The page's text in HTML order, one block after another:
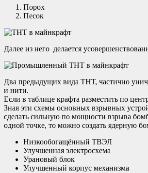
Порох
Песок
Далее из него делается
Два предыдущих вида ТНТ, частично
и нити.
Если в таблице крафта разместить по
Зная эти схемы основных взрывных
сделать сильную по мощности взрыва
одной точке, то можно создать ядерную
Низкообогащённый ТВЭЛ
Улучшенная электросхема
Урановый блок
Улучшенный корпус механизма